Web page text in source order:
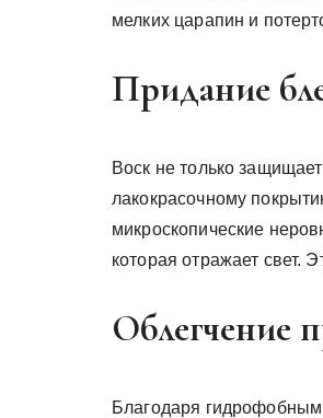
мелких царапин и
Придание
Воск не только
лакокрасочному
микроскопические
которая отражает свет.
Облегчение
Благодаря гидрофобным